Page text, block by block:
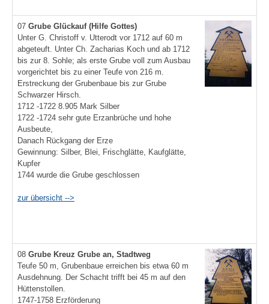
07 Grube Glückauf (Hilfe Gottes)
Unter G. Christoff v. Utterodt vor 1712 auf 60 m
abgeteuft. Unter Ch. Zacharias Koch und ab 1712
bis zur 8. Sohle; als erste Grube voll zum Ausbau
vorgerichtet bis zu einer Teufe von 216 m.
Erstreckung der Grubenbaue bis zur Grube
Schwarzer Hirsch.
1712 -1722 8.905 Mark Silber
1722 -1724 sehr gute Erzanbrüche und hohe
Ausbeute,
Danach Rückgang der Erze
Gewinnung: Silber, Blei, Frischglätte, Kaufglätte,
Kupfer
1744 wurde die Grube geschlossen
zur übersicht -->
08 Grube Kreuz Grube an, Stadtweg
Teufe 50 m, Grubenbaue erreichen bis etwa 60 m
Ausdehnung. Der Schacht trifft bei 45 m auf den
Hüttenstollen.
1747-1758 Erzförderung